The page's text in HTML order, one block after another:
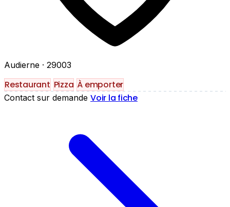
Audierne · 29003
Restaurant Pizza À emporter
Contact sur demande Voir la fiche